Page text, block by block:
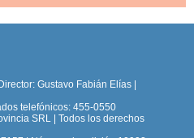
Gustavo Fabián Elías |
telefónicos: 455-0550
SRL | Todos los derechos